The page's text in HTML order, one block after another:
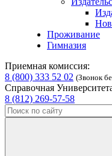
Проживание
Гимназия
Приемная комиссия:
8 (800) 333 52 02 (Звонок
Справочная
8 (812) 269-57-58